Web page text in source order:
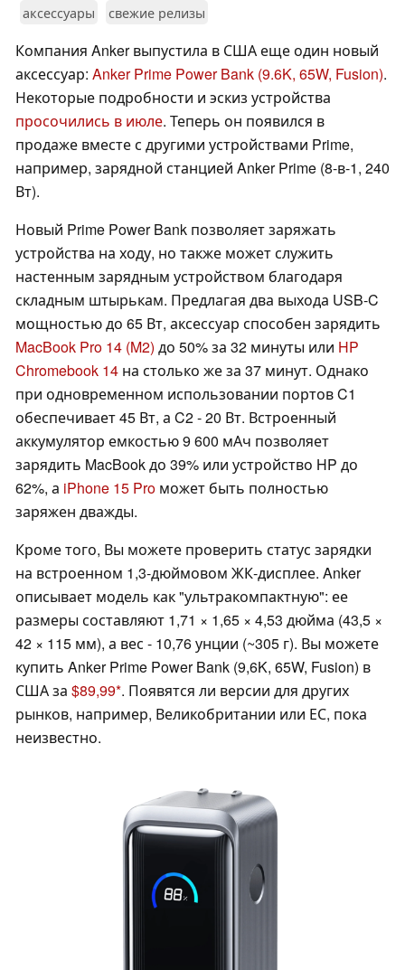
аксессуары свежие релизы
Компания Anker выпустила в США еще один новый
аксессуар: Anker Prime Power Bank (9.6K, 65W, Fusion).
Некоторые подробности и эскиз устройства
просочились в июле. Теперь он появился в
продаже вместе с другими устройствами Prime,
например, зарядной станцией Anker Prime (8-в-1, 240
Вт).
Новый Prime Power Bank позволяет заряжать
устройства на ходу, но также может служить
настенным зарядным устройством благодаря
складным штырькам. Предлагая два выхода USB-C
мощностью до 65 Вт, аксессуар способен зарядить
MacBook Pro 14 (M2) до 50% за 32 минуты или HP
Chromebook 14 на столько же за 37 минут. Однако
при одновременном использовании портов C1
обеспечивает 45 Вт, а C2 - 20 Вт. Встроенный
аккумулятор емкостью 9 600 мАч позволяет
зарядить MacBook до 39% или устройство HP до
62%, а iPhone 15 Pro может быть полностью
заряжен дважды.
Кроме того, Вы можете проверить статус зарядки
на встроенном 1,3-дюймовом ЖК-дисплее. Anker
описывает модель как "ультракомпактную": ее
размеры составляют 1,71 × 1,65 × 4,53 дюйма (43,5 ×
42 × 115 мм), а вес - 10,76 унции (~305 г). Вы можете
купить Anker Prime Power Bank (9,6K, 65W, Fusion) в
США за $89,99 . Появятся ли версии для других
рынков, например, Великобритании или ЕС, пока
неизвестно.